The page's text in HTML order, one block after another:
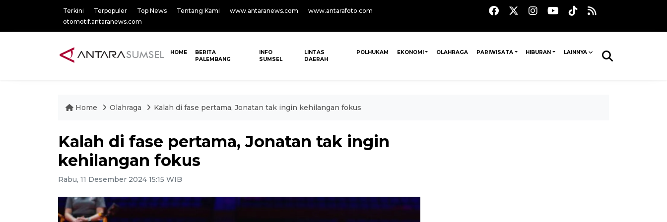
Terkini Terpopuler Top News Tentang Kami www.antaranews.com
www.antarafoto.com
otomotif.antaranews.com
HOME
BERITA
PALEMBANG
INFO
SUMSEL
LINTAS
DAERAH
POLHUKAM EKONOMI OLAHRAGA PARIWISATA HIBURAN LAINNYA
Home Olahraga Kalah di fase pertama, Jonatan tak ingin kehilangan fokus
Kalah di fase pertama, Jonatan tak ingin
kehilangan fokus
Rabu, 11 Desember 2024 15:15 WIB